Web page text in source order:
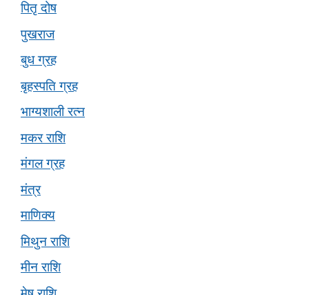
पितृ दोष
पुखराज
बुध ग्रह
बृहस्पति ग्रह
भाग्यशाली रत्न
मकर राशि
मंगल ग्रह
मंत्र
माणिक्य
मिथुन राशि
मीन राशि